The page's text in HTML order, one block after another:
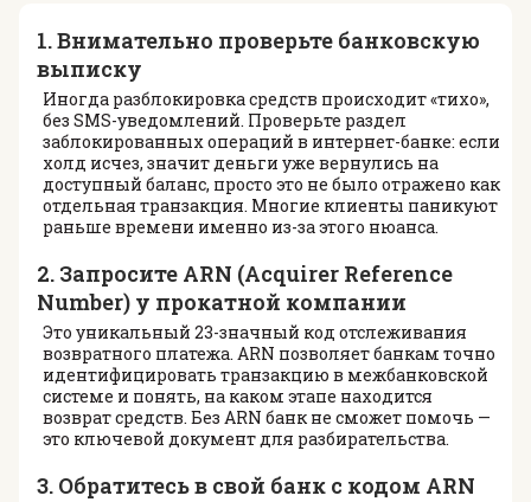
1. Внимательно проверьте банковскую
выписку
Иногда разблокировка средств происходит «тихо»,
без SMS-уведомлений. Проверьте раздел
заблокированных операций в интернет-банке: если
холд исчез, значит деньги уже вернулись на
доступный баланс, просто это не было отражено как
отдельная транзакция. Многие клиенты паникуют
раньше времени именно из-за этого нюанса.
2. Запросите ARN (Acquirer Reference
Number) у прокатной компании
Это уникальный 23-значный код отслеживания
возвратного платежа. ARN позволяет банкам точно
идентифицировать транзакцию в межбанковской
системе и понять, на каком этапе находится
возврат средств. Без ARN банк не сможет помочь —
это ключевой документ для разбирательства.
3. Обратитесь в свой банк с кодом ARN